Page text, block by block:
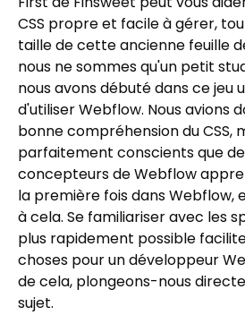
CSS propre et facile à gérer,
taille de cette ancienne feuille
nous ne sommes qu'un petit
nous avons débuté dans ce jeu
d'utiliser Webflow. Nous avions
bonne compréhension du CSS,
parfaitement conscients que
concepteurs de Webflow
la première fois dans Webflow,
à cela. Se familiariser avec les
plus rapidement possible
choses pour un développeur
de cela, plongeons-nous
sujet.